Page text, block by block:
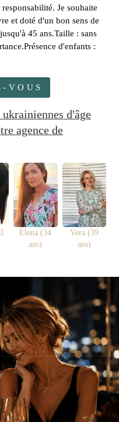
Je souhaite
et doté d'un bon sens de
45 ans.Taille : sans
d'enfants :
VOUS
d'âge
agence de
Elena (34
ans)
Vera (39
ans)